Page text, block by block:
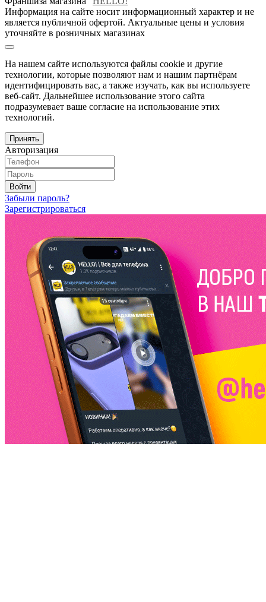
Информация на сайте носит информационный характер и не
является публичной офертой. Актуальные цены и условия
уточняйте в розничных магазинах
На нашем сайте используются файлы cookie и другие
технологии, которые позволяют нам и нашим партнёрам
идентифицировать вас, а также изучать, как вы используете
веб-сайт. Дальнейшее использование этого сайта
подразумевает ваше согласие на использование этих
технологий.
Принять
Авторизация
Войти
Забыли пароль?
Зарегистрироваться